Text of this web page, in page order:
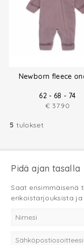
Newborn fleece
62 - 68 - 74
€ 37.90
5 tulokset
Pidä ajan tasalla
Saat ensimmäisenä
erikoistarjouksista